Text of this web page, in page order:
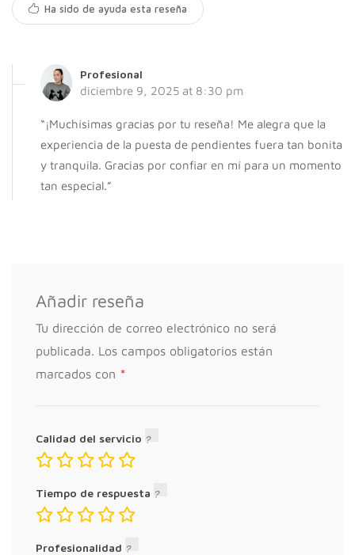
Ha sido de ayuda esta reseña
Profesional
diciembre 9, 2025 at 8:30 pm
“¡Muchísimas gracias por tu reseña! Me alegra que la
experiencia de la puesta de pendientes fuera tan bonita
y tranquila. Gracias por confiar en mí para un momento
tan especial.”
Añadir reseña
Tu dirección de correo electrónico no será
publicada. Los campos obligatorios están
marcados con *
Calidad del servicio
Tiempo de respuesta
Profesionalidad